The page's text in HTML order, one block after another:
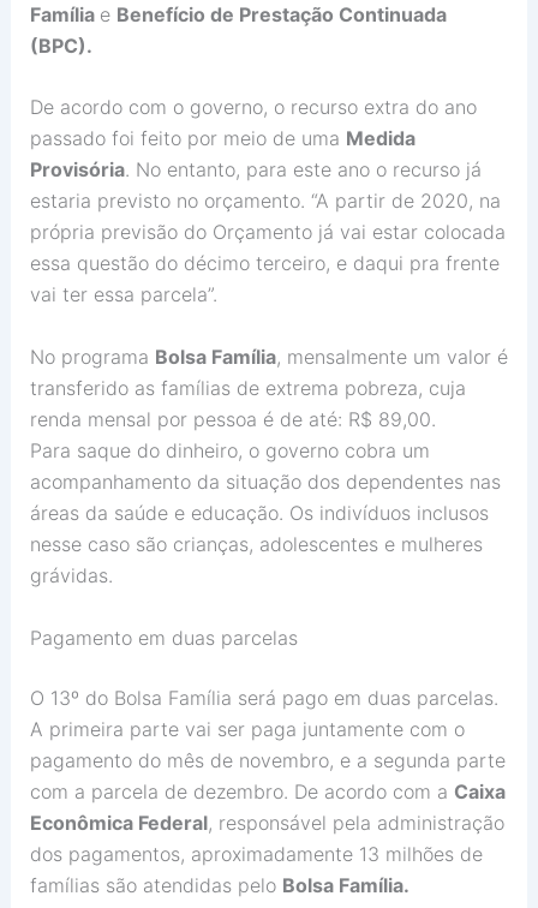
Família e Benefício de Prestação Continuada
(BPC).
De acordo com o governo, o recurso extra do ano
passado foi feito por meio de uma Medida
Provisória. No entanto, para este ano o recurso já
estaria previsto no orçamento. “A partir de 2020, na
própria previsão do Orçamento já vai estar colocada
essa questão do décimo terceiro, e daqui pra frente
vai ter essa parcela”.
No programa Bolsa Família, mensalmente um valor é
transferido as famílias de extrema pobreza, cuja
renda mensal por pessoa é de até: R$ 89,00.
Para saque do dinheiro, o governo cobra um
acompanhamento da situação dos dependentes nas
áreas da saúde e educação. Os indivíduos inclusos
nesse caso são crianças, adolescentes e mulheres
grávidas.
Pagamento em duas parcelas
O 13º do Bolsa Família será pago em duas parcelas.
A primeira parte vai ser paga juntamente com o
pagamento do mês de novembro, e a segunda parte
com a parcela de dezembro. De acordo com a Caixa
Econômica Federal, responsável pela administração
dos pagamentos, aproximadamente 13 milhões de
famílias são atendidas pelo Bolsa Família.